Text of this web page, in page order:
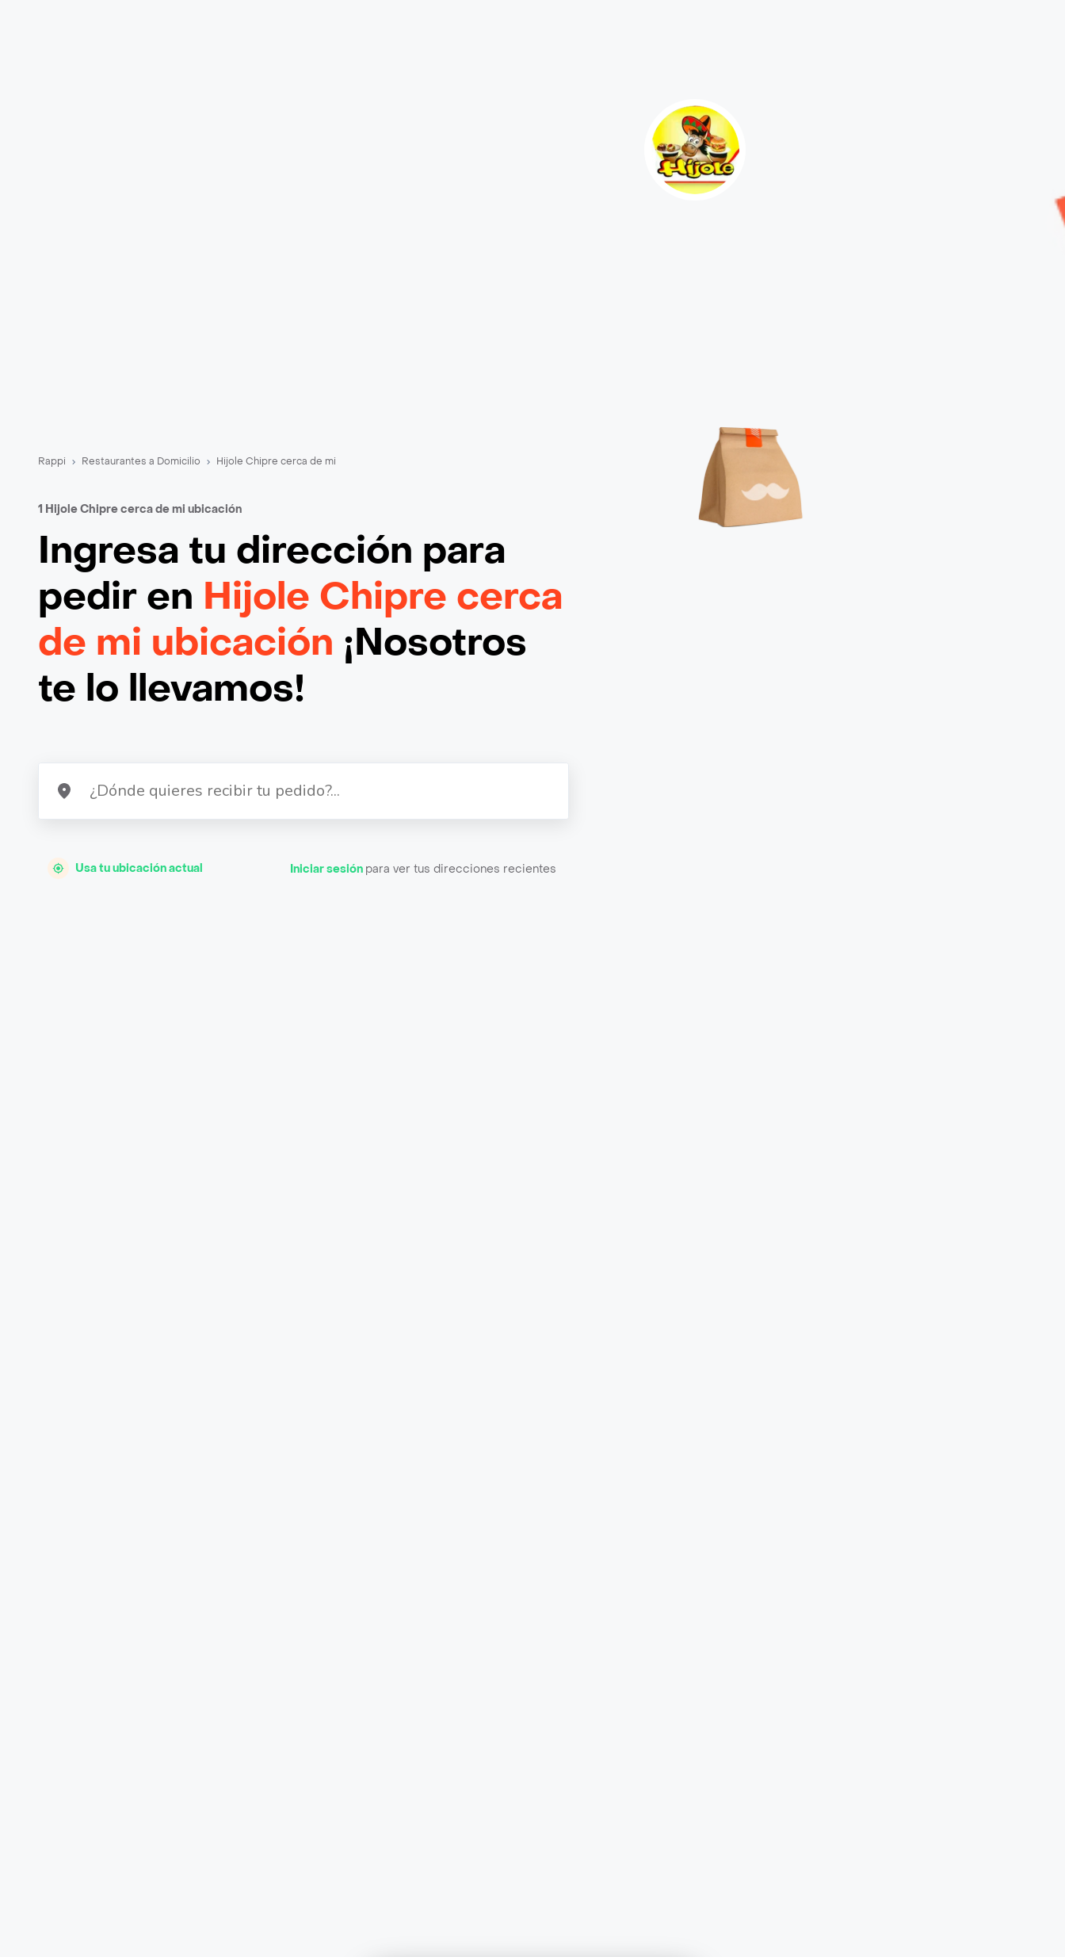
Rappi Restaurantes a Domicilio Hijole Chipre cerca de mi
1 Hijole Chipre cerca de mi ubicación
Ingresa tu dirección para
pedir en Hijole Chipre cerca
de mi ubicación ¡Nosotros
te lo llevamos!
Usa tu ubicación actual Iniciar sesión para ver tus direcciones recientes